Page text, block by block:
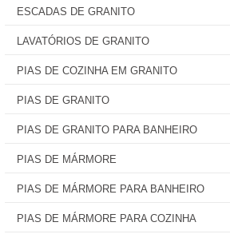
ESCADAS DE GRANITO
LAVATÓRIOS DE GRANITO
PIAS DE COZINHA EM GRANITO
PIAS DE GRANITO
PIAS DE GRANITO PARA BANHEIRO
PIAS DE MÁRMORE
PIAS DE MÁRMORE PARA BANHEIRO
PIAS DE MÁRMORE PARA COZINHA